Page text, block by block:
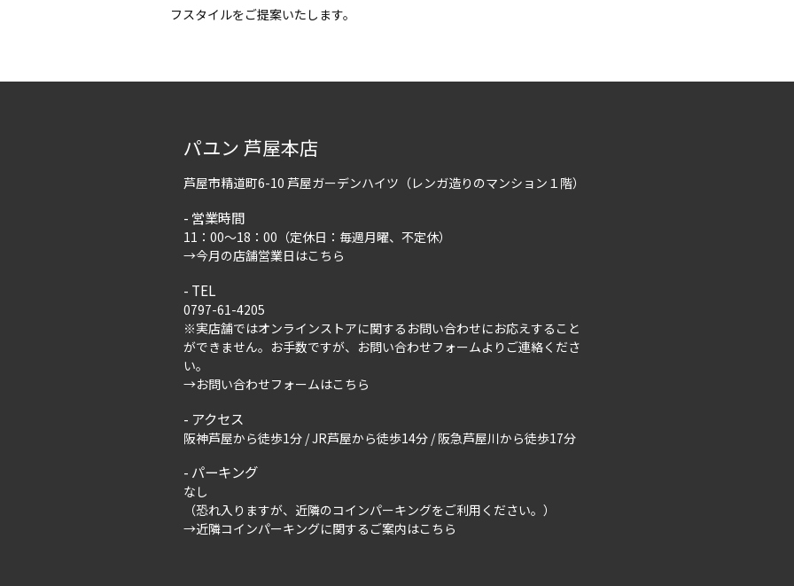
フスタイルをご提案いたします。
パユン 芦屋本店
芦屋市精道町6-10 芦屋ガーデンハイツ（レンガ造りのマンション１階）
営業時間
11：00～18：00（定休日：毎週月曜、不定休）
→今月の店舗営業日はこちら
TEL
0797-61-4205
※実店舗ではオンラインストアに関するお問い合わせにお応えすること
ができません。お手数ですが、 お問い合わせフォームよりご連絡くださ
い。
→お問い合わせフォームはこちら
アクセス
阪神芦屋から徒歩1分 / JR芦屋から徒歩14分 / 阪急芦屋川から徒歩17分
パーキング
なし
（恐れ入りますが、近隣のコインパーキングをご利用ください。）
→近隣コインパーキングに関するご案内はこちら